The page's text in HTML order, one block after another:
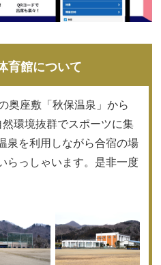
育館について
奥座敷「秋保温泉」から
環境抜群でスポーツに集
泉を利用しながら合宿の場
らっしゃいます。是非一度